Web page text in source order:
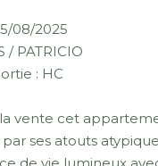
08/2025
/ PATRICIO
: HC
vente cet
ses atouts